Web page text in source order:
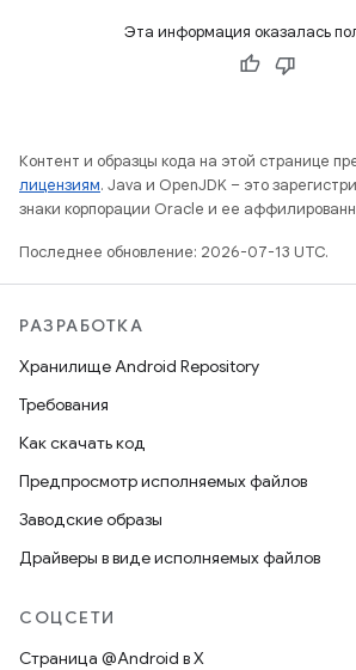
Эта информация оказалась
Контент и образцы кода на этой странице
лицензиям. Java и OpenJDK – это
знаки корпорации Oracle и ее
Последнее обновление: 2026-07-13 UTC.
РАЗРАБОТКА
Хранилище Android Repository
Требования
Как скачать код
Предпросмотр исполняемых файлов
Заводские образы
Драйверы в виде исполняемых файлов
СОЦСЕТИ
Страница @Android в X